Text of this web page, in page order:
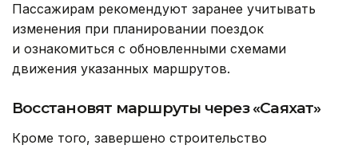
Пассажирам рекомендуют заранее учитывать
изменения при планировании поездок
и ознакомиться с обновленными схемами
движения указанных маршрутов.
Восстановят маршруты через «Саяхат»
Кроме того, завершено строительство